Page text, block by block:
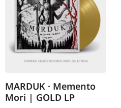
MARDUK · Memento
Mori | GOLD LP